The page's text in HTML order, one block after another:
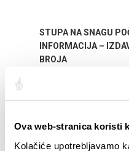
Ova web-stranica koristi
Kolačiće upotrebljavamo
STUPA NA SNAGU
INFORMACIJA –
BROJA